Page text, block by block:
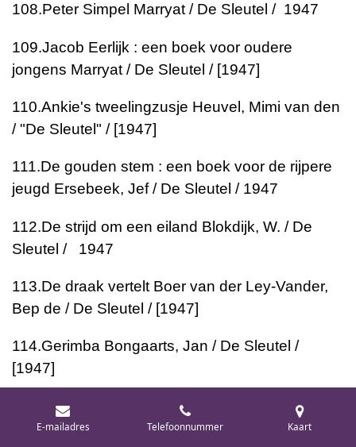
108.Peter Simpel Marryat / De Sleutel / 1947
109.Jacob Eerlijk : een boek voor oudere
jongens Marryat / De Sleutel / [1947]
110.Ankie's tweelingzusje Heuvel, Mimi van den
/ "De Sleutel" / [1947]
111.De gouden stem : een boek voor de rijpere
jeugd Ersebeek, Jef / De Sleutel / 1947
112.De strijd om een eiland Blokdijk, W. / De
Sleutel / 1947
113.De draak vertelt Boer van der Ley-Vander,
Bep de / De Sleutel / [1947]
114.Gerimba Bongaarts, Jan / De Sleutel /
[1947]
Het leven en de wonderlijke avonturen van
Robinson Crusoë van York, zeeman : die o.a.
E-mailadres Telefoonnummer Kaart